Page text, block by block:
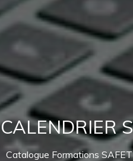
CALENDRIER
Catalogue Formations